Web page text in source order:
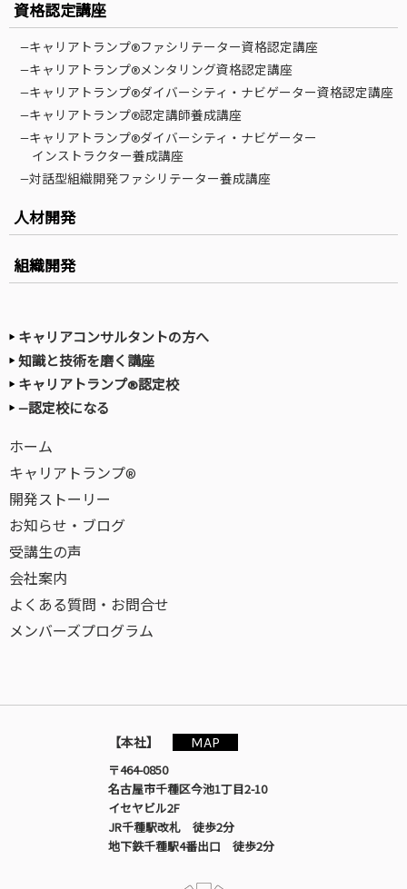
資格認定講座
—キャリアトランプ®ファシリテーター資格認定講座
—キャリアトランプ®メンタリング資格認定講座
—キャリアトランプ®ダイバーシティ・ナビゲーター資格認定講座
—キャリアトランプ®認定講師養成講座
—キャリアトランプ®ダイバーシティ・ナビゲーター
インストラクター養成講座
—対話型組織開発ファシリテーター養成講座
人材開発
組織開発
キャリアコンサルタントの方へ
知識と技術を磨く講座
キャリアトランプ®認定校
—認定校になる
ホーム
キャリアトランプ®
開発ストーリー
お知らせ・ブログ
受講生の声
会社案内
よくある質問・お問合せ
メンバーズプログラム
【本社】
MAP
〒464-0850
名古屋市千種区今池1丁目2-10
イセヤビル2F
JR千種駅改札 徒歩2分
地下鉄千種駅4番出口 徒歩2分